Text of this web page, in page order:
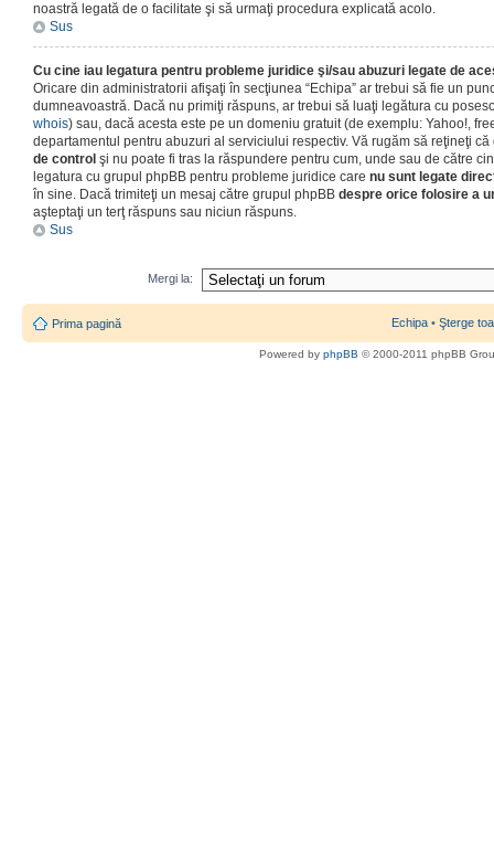
noastră legată de o facilitate şi să urmaţi procedura explicată acolo.
Sus
Cu cine iau legatura pentru probleme juridice şi/sau abuzuri legate de
Oricare din administratorii afişaţi în secţiunea “Echipa” ar trebui să fie un
dumneavoastră. Dacă nu primiţi răspuns, ar trebui să luaţi legătura cu
whois) sau, dacă acesta este pe un domeniu gratuit (de exemplu: Yahoo!,
departamentul pentru abuzuri al serviciului respectiv. Vă rugăm să reţineţi
de control şi nu poate fi tras la răspundere pentru cum, unde sau de către
legatura cu grupul phpBB pentru probleme juridice care nu sunt legate
în sine. Dacă trimiteţi un mesaj către grupul phpBB despre orice folosire a
aşteptaţi un terţ răspuns sau niciun răspuns.
Sus
Mergi la:
Prima pagină Echipa • Şterge
Powered by phpBB © 2000-2011 phpBB